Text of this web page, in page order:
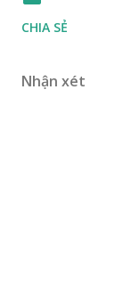
CHIA SẺ
Nhận xét